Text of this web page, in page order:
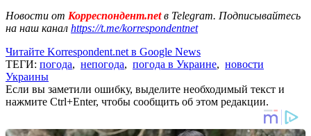
Новости от Корреспондент.netв Telegram. Подписывайтесь
на наш канал https://t.me/korrespondentnet
Читайте Korrespondent.net в Google News
ТЕГИ: погода, непогода, погода в Украине, новости
Украины
Если вы заметили ошибку, выделите необходимый текст и
нажмите Ctrl+Enter, чтобы сообщить об этом редакции.